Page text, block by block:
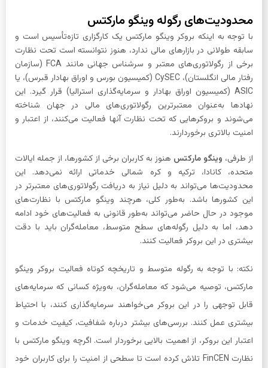
محدودیت‌های رگوله وینگو مارکتس
با توجه به اینکه بروکر وینگو مارکتس یک کارگزاری تازه‌تأسیس است و
سابقه طولانی در بازارهای مالی ندارد، هنوز نتوانسته است تحت نظارت
برخی از رگولاتوری‌های معتبر و سرشناس جهانی مانند FCA (سازمان
رفتار مالی انگلستان)، CySEC (کمیسیون بورس و اوراق بهادار قبرس)، یا
ASIC (کمیسیون اوراق بهادار و سرمایه‌گذاری استرالیا) قرار گیرد. این
نهادها به‌عنوان معتبرترین رگولاتوری‌های مالی در جهان شناخته
می‌شوند و بروکرهایی که تحت نظارت آنها فعالیت می‌کنند، از اعتبار و
امنیت بالاتری برخوردارند.
از طرفی، وینگو مارکتس هنوز به کاربران برخی از کشورها، از جمله ایالات
متحده، کانادا، ترکیه و کره شمالی خدماتی ارائه نمی‌دهد. این
محدودیت‌ها می‌تواند به دلیل نیاز به دریافت رگولاتوری‌های معتبرتر در
این کشورها باشد. به‌طور کلی، هرچند وینگو مارکتس با نظارت‌های
موجود در حال حاضر می‌تواند به‌طور قانونی به فعالیت‌های خود ادامه
دهد، اما به دلیل رگوله‌های سطح متوسط، معامله‌گران باید با دقت
بیشتری در این بروکر فعالیت کنند.
نکته: با توجه به رگوله متوسط و تاریخچه کوتاه فعالیت بروکر وینگو
مارکتس، توصیه می‌شود که معامله‌گران، به‌ویژه کسانی که سرمایه‌های
قابل توجهی را در این بروکر می‌خواهند سرمایه‌گذاری کنند، با احتیاط
بیشتری عمل کنند. بررسی‌های بیشتر درباره شفافیت، کیفیت خدمات و
اعتبار این بروکر، از اهمیت بالایی برخوردار است. اگرچه وینگو مارکتس با
نظارت FinCEN تلاش کرده است تا سطحی از امنیت را برای کاربران خود